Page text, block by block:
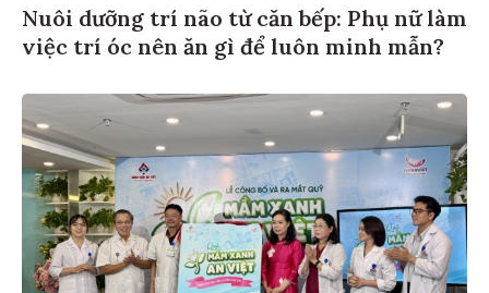
Nuôi dưỡng trí não từ căn bếp: Phụ nữ làm
việc trí óc nên ăn gì để luôn minh mẫn?